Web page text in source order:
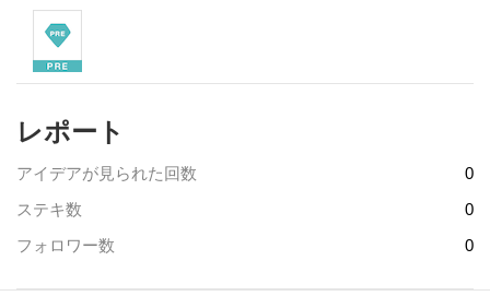
レポート
アイデアが見られた回数
0
ステキ数
0
フォロワー数
0